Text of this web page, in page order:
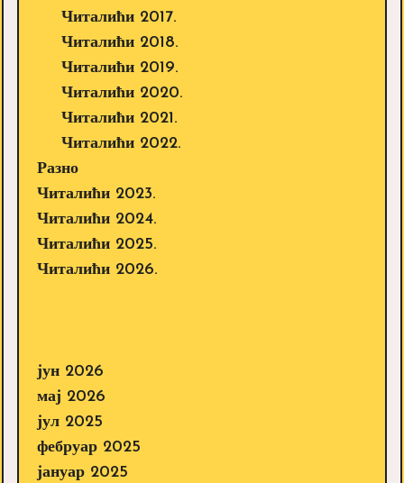
Читалићи 2017.
Читалићи 2018.
Читалићи 2019.
Читалићи 2020.
Читалићи 2021.
Читалићи 2022.
Разно
Читалићи 2023.
Читалићи 2024.
Читалићи 2025.
Читалићи 2026.
јун 2026
мај 2026
јул 2025
фебруар 2025
јануар 2025